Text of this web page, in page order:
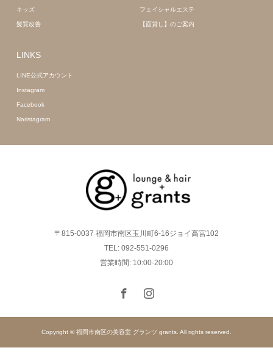
キッズ
髪質改善
フェイシャルエステ
【面貸し】のご案内
LINKS
LINE公式アカウント
Instagram
Facebook
Naristagram
〒815-0037 福岡市南区玉川町6-16ジョイ高宮102
TEL: 092-551-0296
営業時間: 10:00-20:00
Copyright © 福岡市南区の美容室 グランツ grants. All rights reserved.